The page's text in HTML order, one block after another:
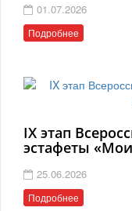
01.07.2026
Подробнее
IX этап
эстафеты
25.06.2026
Подробнее